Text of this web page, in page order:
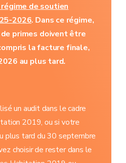
de soutien
2026. Dans ce régime,
primes doivent être
la facture finale,
au plus tard.
un audit dans le cadre
2019, ou si votre
plus tard du 30 septembre
choisir de rester dans le